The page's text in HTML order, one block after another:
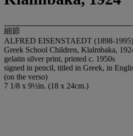
細節
ALFRED EISENSTAEDT (1898-1995)
Greek School Children, Klalmbaka,
gelatin silver print, printed c. 1950s
signed in pencil, titled in Greek, in
(on the verso)
7 1/8 x 9½in. (18 x 24cm.)